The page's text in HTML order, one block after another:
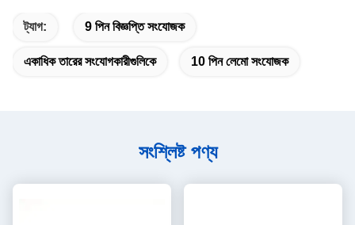
ট্যাগ: 9 পিন বিজ্ঞপ্তি সংযোজক
একাধিক তারের সংযোগকারীগুলিকে 10 পিন লেমো সংযোজক
সংশ্লিষ্ট পণ্য